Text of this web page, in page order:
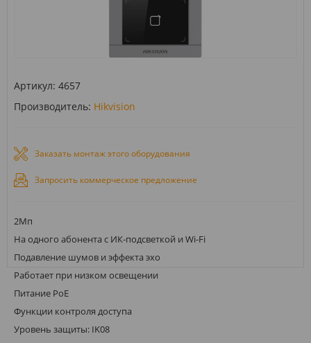
Артикул: 4657
Производитель: Hikvision
Заказать монтаж этого оборудования
Запросить коммерческое предложение
2Мп
На одного абонента с ИК-подсветкой и Wi-Fi
Подавление шумов и эффекта эхо
Работает при низком освещении
Питание PoE
Функции контроля доступа
Уровень защиты: IK08